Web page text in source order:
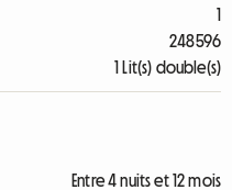
1
248596
1 Lit(s) double(s)
Entre 4 nuits et 12 mois